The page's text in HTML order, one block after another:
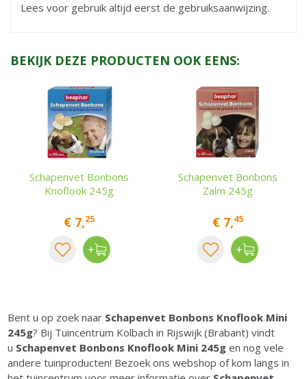
Lees voor gebruik altijd eerst de gebruiksaanwijzing.
BEKIJK DEZE PRODUCTEN OOK EENS:
Schapenvet Bonbons
Knoflook 245g
€ 7,25
Schapenvet Bonbons
Zalm 245g
€ 7,45
Bent u op zoek naar Schapenvet Bonbons Knoflook Mini
245g? Bij Tuincentrum Kolbach in Rijswijk (Brabant) vindt
u Schapenvet Bonbons Knoflook Mini 245g en nog vele
andere tuinproducten! Bezoek ons webshop of kom langs in